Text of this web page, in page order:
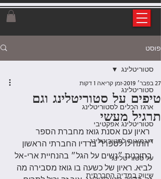
פוסט
סטוריטלינג
ארגז הכלים לסטוריטלינג
סטוריטלינג אפקטיבי
דוגמאות לסטוריטלינג
על סטוריטלינג
שיווק במדיה החברתית
סטוריטלינג
טיפים על סטוריטלינג וגם
תרגיל מעשי
27 בפבר׳ 2019 זמן קריאה 1 דקות
ראיון עם אסנת גואז מחברת הספר
"התחילו לספר!" ברדיו החברתי הראשון
בתוכנית ״נשים על הגל״ בהנחיית ארי-אל
לביא. ראיון של כשעה בו גואז מסבירה מה